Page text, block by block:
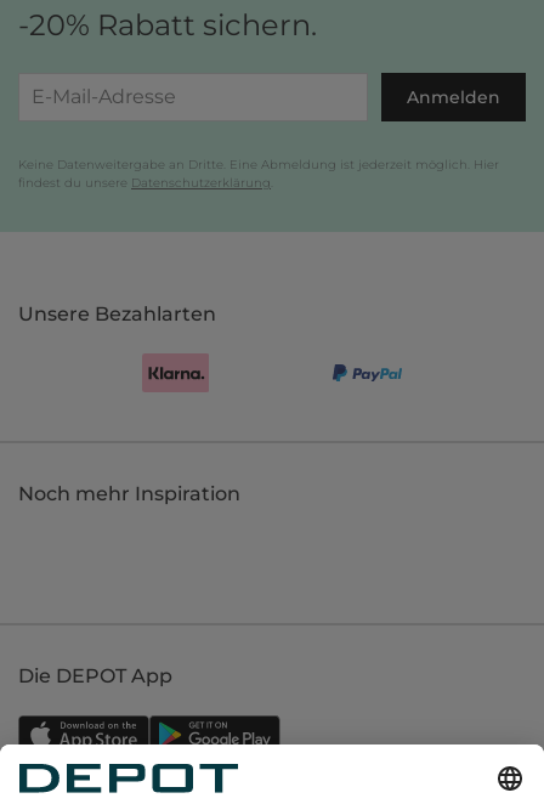
-20% Rabatt sichern.
Anmelden
Keine Datenweitergabe an Dritte. Eine Abmeldung ist jederzeit möglich. Hier
findest du unsere Datenschutzerklärung
Unsere Bezahlarten
Noch mehr Inspiration
Die DEPOT App